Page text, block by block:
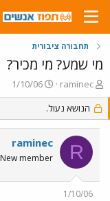
תחבורה ציבורית
מי שמע? מי מכיר?
פ
ו
ת
ח
נ
ו
א
raminec
פ
ו
ס
ב
ת
ר
1/10/06
הנושא נעול.
R
raminec
New member
1/10/06